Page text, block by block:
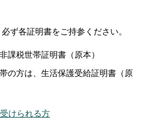
ず各証明書をご持参ください。
課税世帯証明書（原本）
の方は、生活保護受給証明書（原
けられる方